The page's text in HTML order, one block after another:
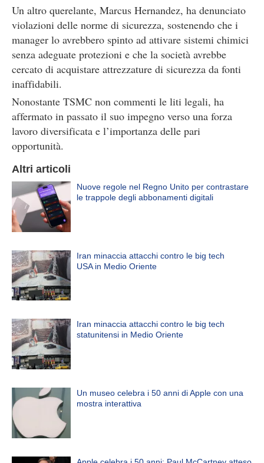
Un altro querelante, Marcus Hernandez, ha denunciato
violazioni delle norme di sicurezza, sostenendo che i
manager lo avrebbero spinto ad attivare sistemi chimici
senza adeguate protezioni e che la società avrebbe
cercato di acquistare attrezzature di sicurezza da fonti
inaffidabili.
Nonostante TSMC non commenti le liti legali, ha
affermato in passato il suo impegno verso una forza
lavoro diversificata e l’importanza delle pari
opportunità.
Altri articoli
Nuove regole nel Regno Unito per contrastare
le trappole degli abbonamenti digitali
Iran minaccia attacchi contro le big tech
USA in Medio Oriente
Iran minaccia attacchi contro le big tech
statunitensi in Medio Oriente
Un museo celebra i 50 anni di Apple con una
mostra interattiva